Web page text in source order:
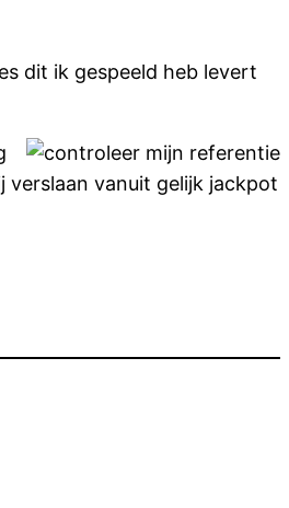
dit ik gespeeld heb levert
vanuit gelijk jackpot